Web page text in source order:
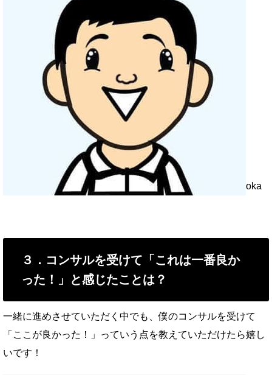
oka
３．コンサルを受けて「これは一番良か
った！」と感じたことは？
一緒に進めさせていただく中でも、僕のコンサルを受けて
「ここが良かった！」っていう点を教えていただけたら嬉し
いです！